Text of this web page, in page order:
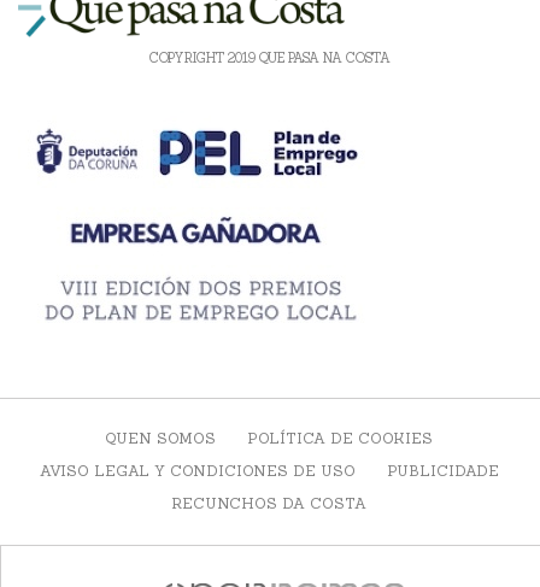
COPYRIGHT 2019 QUE PASA NA COSTA
QUEN SOMOS
POLÍTICA DE COOKIES
AVISO LEGAL Y CONDICIONES DE USO
PUBLICIDADE
RECUNCHOS DA COSTA